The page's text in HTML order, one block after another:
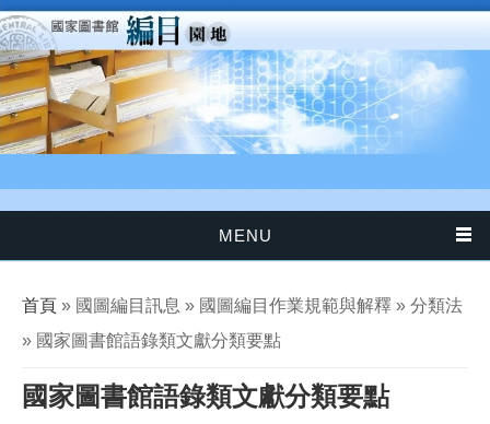
移至主內容
MENU
您在這裡
首頁 » 國圖編目訊息 » 國圖編目作業規範與解釋 » 分類法
» 國家圖書館語錄類文獻分類要點
國家圖書館語錄類文獻分類要點